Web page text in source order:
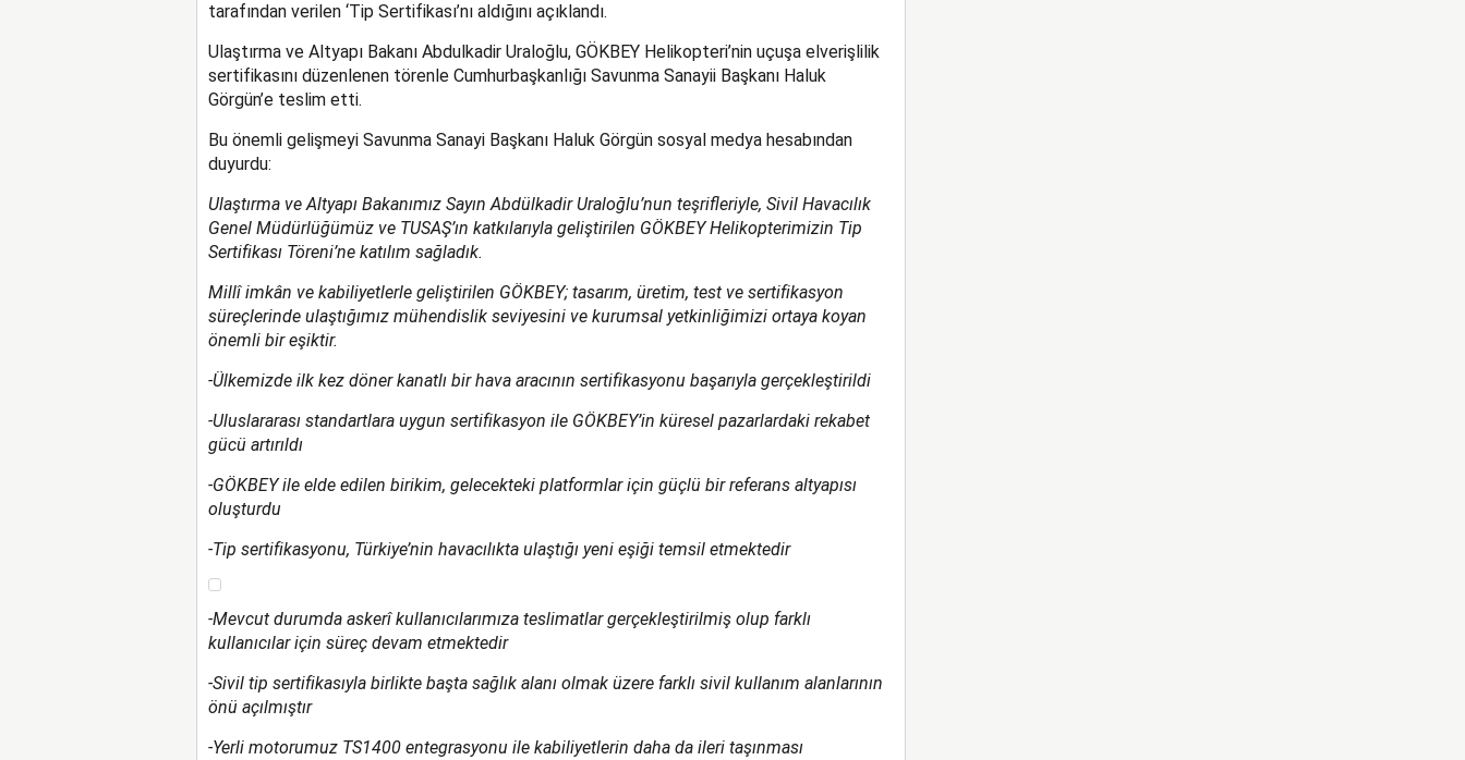
tarafından verilen ‘Tip Sertifikası’nı aldığını açıklandı.
Ulaştırma ve Altyapı Bakanı Abdulkadir Uraloğlu, GÖKBEY Helikopteri’nin uçuşa elverişlilik
sertifikasını düzenlenen törenle Cumhurbaşkanlığı Savunma Sanayii Başkanı Haluk
Görgün’e teslim etti.
Bu önemli gelişmeyi Savunma Sanayi Başkanı Haluk Görgün sosyal medya hesabından
duyurdu:
Ulaştırma ve Altyapı Bakanımız Sayın Abdülkadir Uraloğlu’nun teşrifleriyle, Sivil Havacılık
Genel Müdürlüğümüz ve TUSAŞ’ın katkılarıyla geliştirilen GÖKBEY Helikopterimizin Tip
Sertifikası Töreni’ne katılım sağladık.
Millî imkân ve kabiliyetlerle geliştirilen GÖKBEY; tasarım, üretim, test ve sertifikasyon
süreçlerinde ulaştığımız mühendislik seviyesini ve kurumsal yetkinliğimizi ortaya koyan
önemli bir eşiktir.
-Ülkemizde ilk kez döner kanatlı bir hava aracının sertifikasyonu başarıyla gerçekleştirildi
-Uluslararası standartlara uygun sertifikasyon ile GÖKBEY’in küresel pazarlardaki rekabet
gücü artırıldı
-GÖKBEY ile elde edilen birikim, gelecekteki platformlar için güçlü bir referans altyapısı
oluşturdu
-Tip sertifikasyonu, Türkiye’nin havacılıkta ulaştığı yeni eşiği temsil etmektedir
-Mevcut durumda askerî kullanıcılarımıza teslimatlar gerçekleştirilmiş olup farklı
kullanıcılar için süreç devam etmektedir
-Sivil tip sertifikasıyla birlikte başta sağlık alanı olmak üzere farklı sivil kullanım alanlarının
önü açılmıştır
-Yerli motorumuz TS1400 entegrasyonu ile kabiliyetlerin daha da ileri taşınması